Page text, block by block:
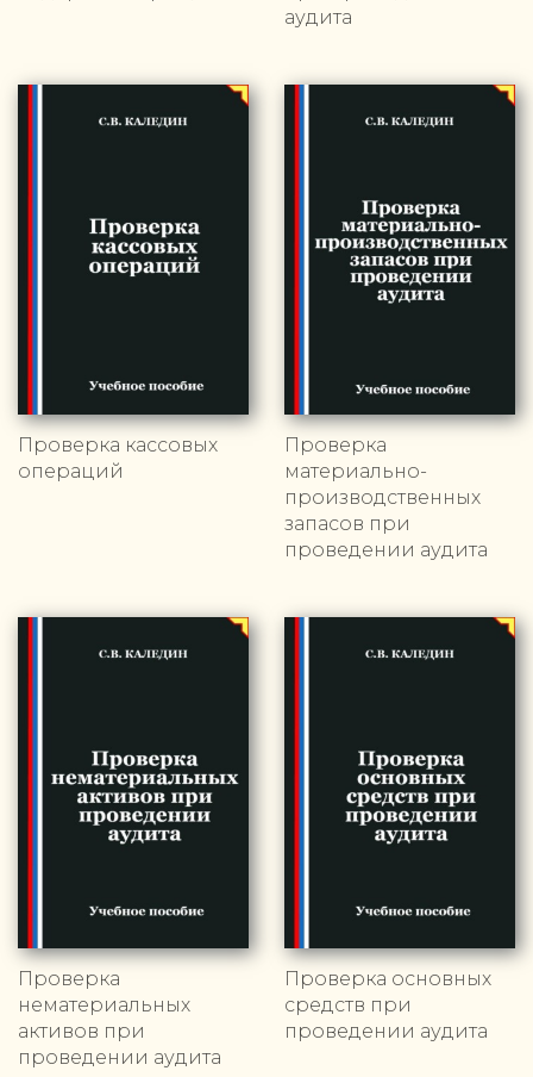
аудита
Проверка кассовых
операций
Проверка
материально-
производственных
запасов при
проведении аудита
Проверка
нематериальных
активов при
проведении аудита
Проверка основных
средств при
проведении аудита